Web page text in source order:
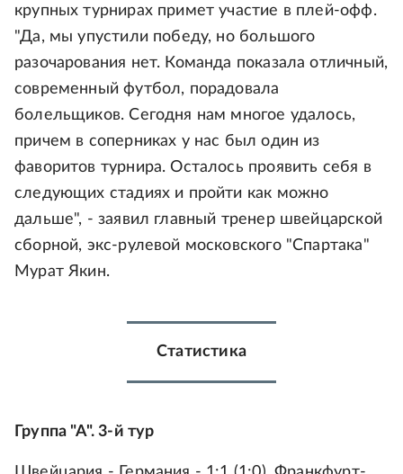
крупных турнирах примет участие в плей-офф.
"Да, мы упустили победу, но большого
разочарования нет. Команда показала отличный,
современный футбол, порадовала
болельщиков. Сегодня нам многое удалось,
причем в соперниках у нас был один из
фаворитов турнира. Осталось проявить себя в
следующих стадиях и пройти как можно
дальше", - заявил главный тренер швейцарской
сборной, экс-рулевой московского "Спартака"
Мурат Якин.
Статистика
Группа "А". 3-й тур